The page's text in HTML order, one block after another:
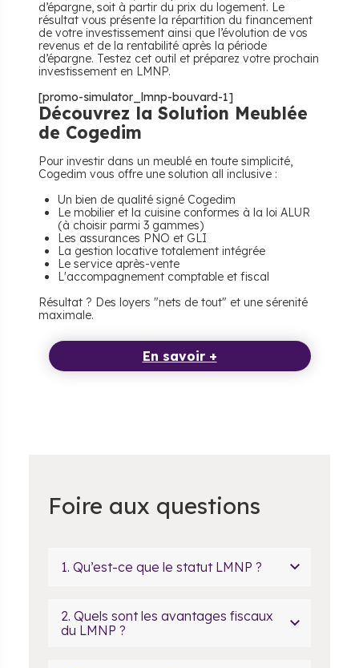
d’épargne, soit à partir du prix du logement. Le
résultat vous présente la répartition du financement
de votre investissement ainsi que l’évolution de vos
revenus et de la rentabilité après la période
d’épargne. Testez cet outil et préparez votre prochain
investissement en LMNP.
[promo-simulator_lmnp-bouvard-1]
Découvrez la Solution Meublée
de Cogedim
Pour investir dans un meublé en toute simplicité,
Cogedim vous offre une solution all inclusive :
Un bien de qualité signé Cogedim
Le mobilier et la cuisine conformes à la loi ALUR
(à choisir parmi 3 gammes)
Les assurances PNO et GLI
La gestion locative totalement intégrée
Le service après-vente
L'accompagnement comptable et fiscal
Résultat ? Des loyers "nets de tout" et une sérenité
maximale.
En savoir +
Foire aux questions
​1. Qu’est-ce que le statut LMNP ?
​2. Quels sont les avantages fiscaux
du LMNP ?